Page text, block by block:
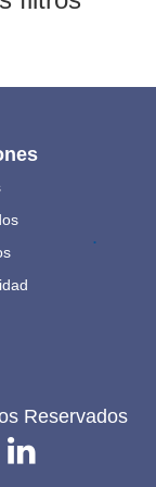
.
Reservados